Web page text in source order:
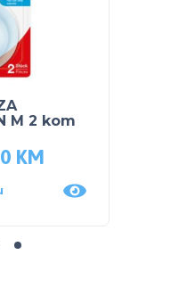
M 2 kom
KM